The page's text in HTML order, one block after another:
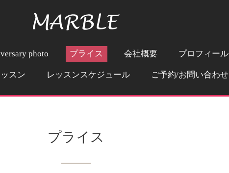
photo プライス 会社概要 プロフィール
スン レッスンスケジュール ご予約/お問い合わせ
プライス